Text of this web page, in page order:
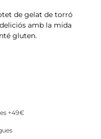
de gelat de torró
amb la mida
gluten.
+49€